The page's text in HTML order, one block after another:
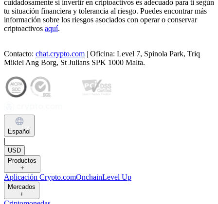
cuidadosamente si invertir en criptoactivos es adecuado para ti según
tu situación financiera y tolerancia al riesgo. Puedes encontrar más
información sobre los riesgos asociados con operar o conservar
criptoactivos aquí.
Contacto: chat.crypto.com | Oficina: Level 7, Spinola Park, Triq
Mikiel Ang Borg, St Julians SPK 1000 Malta.
Español
|
USD
Productos
+
Aplicación Crypto.comOnchainLevel Up
Mercados
+